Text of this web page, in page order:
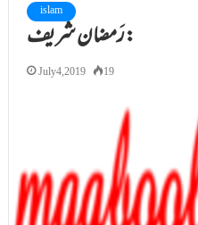
islam
رَمضان شریف:
July 4, 2019 19